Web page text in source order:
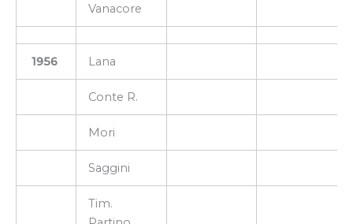
Vanacore
1956 Lana
Conte R.
Mori
Saggini
Tim.